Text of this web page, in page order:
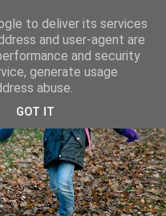
to deliver its services
and user-agent are
and security
generate usage
abuse.
GOT IT